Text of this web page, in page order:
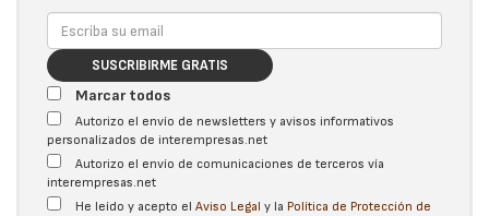
SUSCRIBIRME GRATIS
Marcar todos
Autorizo el envío de newsletters y avisos informativos
personalizados de interempresas.net
Autorizo el envío de comunicaciones de terceros vía
interempresas.net
He leído y acepto el Aviso Legal y la Política de Protección de